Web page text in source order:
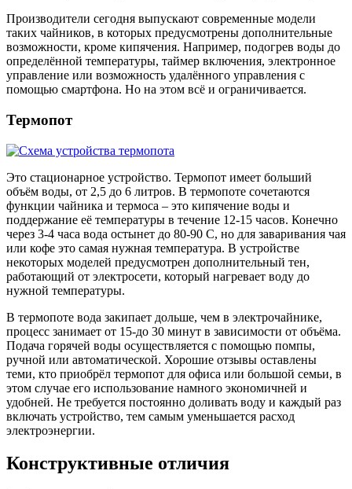
Производители сегодня выпускают современные модели
таких чайников, в которых предусмотрены дополнительные
возможности, кроме кипячения. Например, подогрев воды до
определённой температуры, таймер включения, электронное
управление или возможность удалённого управления с
помощью смартфона. Но на этом всё и ограничивается.
Термопот
Это стационарное устройство. Термопот имеет больший
объём воды, от 2,5 до 6 литров. В термопоте сочетаются
функции чайника и термоса – это кипячение воды и
поддержание её температуры в течение 12-15 часов. Конечно
через 3-4 часа вода остынет до 80-90 С, но для заваривания чая
или кофе это самая нужная температура. В устройстве
некоторых моделей предусмотрен дополнительный тен,
работающий от электросети, который нагревает воду до
нужной температуры.
В термопоте вода закипает дольше, чем в электрочайнике,
процесс занимает от 15-до 30 минут в зависимости от объёма.
Подача горячей воды осуществляется с помощью помпы,
ручной или автоматической. Хорошие отзывы оставлены
теми, кто приобрёл термопот для офиса или большой семьи, в
этом случае его использование намного экономичней и
удобней. Не требуется постоянно доливать воду и каждый раз
включать устройство, тем самым уменьшается расход
электроэнергии.
Конструктивные отличия